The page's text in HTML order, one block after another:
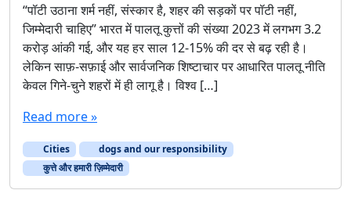
“पॉटी उठाना शर्म नहीं, संस्कार है, शहर की सड़कों पर पॉटी नहीं,
जिम्मेदारी चाहिए” भारत में पालतू कुत्तों की संख्या 2023 में लगभग 3.2
करोड़ आंकी गई, और यह हर साल 12-15% की दर से बढ़ रही है।
लेकिन साफ़-सफ़ाई और सार्वजनिक शिष्टाचार पर आधारित पालतू नीति
केवल गिने-चुने शहरों में ही लागू है। विश्व […]
Read more »
Cities
dogs and our responsibility
कुत्ते और हमारी ज़िम्मेदारी